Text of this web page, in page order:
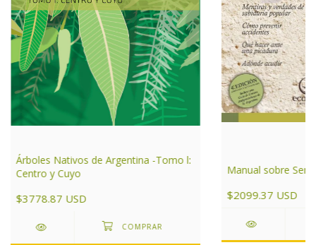
Árboles Nativos de Argentina -Tomo l:
Centro y Cuyo
$3778.87 USD
Manual sobre
$2099.37 USD